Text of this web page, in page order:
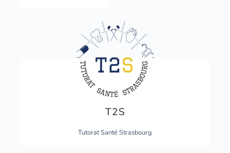
T2S
Tutorat Santé Strasbourg